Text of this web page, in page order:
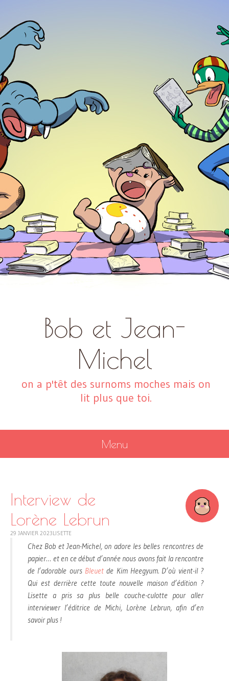
Bob et Jean-
Michel
on a p'têt des surnoms moches mais on
lit plus que toi.
Menu
CONTENT
Interview de
Lorène Lebrun
29 JANVIER 2023LISETTE
Chez Bob et Jean-Michel, on adore les belles rencontres de
papier… et en ce début d’année nous avons fait la rencontre
de l’adorable ours Bleuet de Kim Heegyum. D’où vient-il ?
Qui est derrière cette toute nouvelle maison d’édition ?
Lisette a pris sa plus belle couche-culotte pour aller
interviewer l’éditrice de Michi, Lorène Lebrun, afin d’en
savoir plus !